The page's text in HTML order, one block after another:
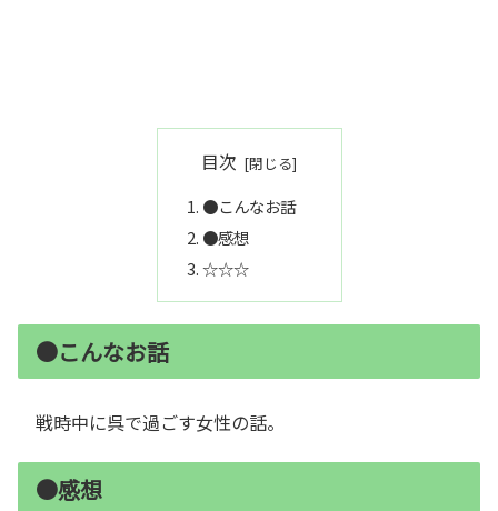
目次
●こんなお話
●感想
☆☆☆
●こんなお話
戦時中に呉で過ごす女性の話。
●感想